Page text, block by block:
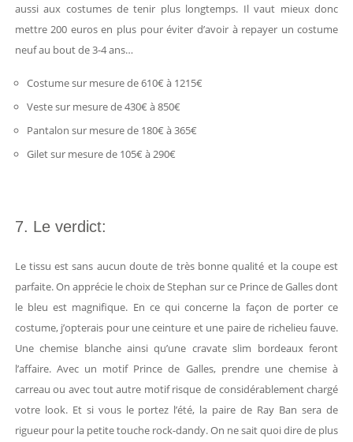
aussi aux costumes de tenir plus longtemps. Il vaut mieux donc
mettre 200 euros en plus pour éviter d’avoir à repayer un costume
neuf au bout de 3-4 ans…
Costume sur mesure de 610€ à 1215€
Veste sur mesure de 430€ à 850€
Pantalon sur mesure de 180€ à 365€
Gilet sur mesure de 105€ à 290€
7. Le verdict:
Le tissu est sans aucun doute de très bonne qualité et la coupe est
parfaite. On apprécie le choix de Stephan sur ce Prince de Galles dont
le bleu est magnifique. En ce qui concerne la façon de porter ce
costume, j’opterais pour une ceinture et une paire de richelieu fauve.
Une chemise blanche ainsi qu’une cravate slim bordeaux feront
l’affaire. Avec un motif Prince de Galles, prendre une chemise à
carreau ou avec tout autre motif risque de considérablement chargé
votre look. Et si vous le portez l’été, la paire de Ray Ban sera de
rigueur pour la petite touche rock-dandy. On ne sait quoi dire de plus